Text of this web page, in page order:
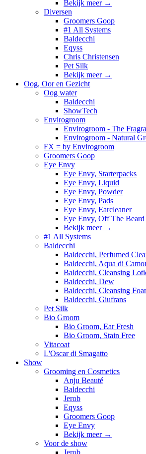
Bekijk meer →
Diversen
Groomers Goop
#1 All Systems
Baldecchi
Eqyss
Chris Christensen
Pet Silk
Bekijk meer →
Oog, Oor en Gezicht
Oog water
Baldecchi
ShowTech
Envirogroom
Envirogroom - The
Envirogroom - Natural
FX = by Envirogroom
Groomers Goop
Eye Envy
Eye Envy, Starterpacks
Eye Envy, Liquid
Eye Envy, Powder
Eye Envy, Pads
Eye Envy, Earcleaner
Eye Envy, Off The Beard
Bekijk meer →
#1 All Systems
Baldecchi
Baldecchi, Perfumed
Baldecchi, Aqua di
Baldecchi, Cleansing
Baldecchi, Dew
Baldecchi, Cleansing
Baldecchi, Giufrans
Pet Silk
Bio Groom
Bio Groom, Ear Fresh
Bio Groom, Stain Free
Vitacoat
L'Oscar di Smagatto
Show
Grooming en Cosmetics
Anju Beauté
Baldecchi
Jerob
Eqyss
Groomers Goop
Eye Envy
Bekijk meer →
Voor de show
Jerob